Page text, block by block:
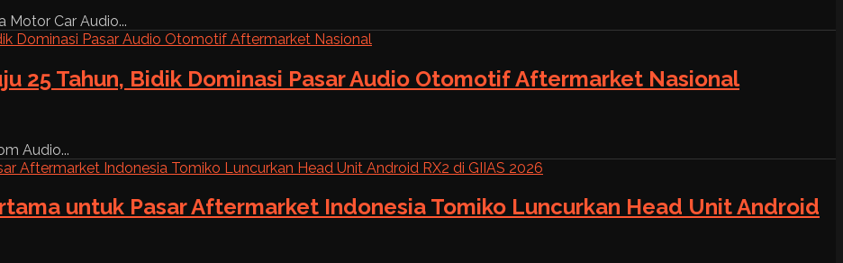
Motor Car Audio...
25 Tahun, Bidik Dominasi Pasar Audio Otomotif Aftermarket Nasional
Audio...
untuk Pasar Aftermarket Indonesia Tomiko Luncurkan Head Unit Android